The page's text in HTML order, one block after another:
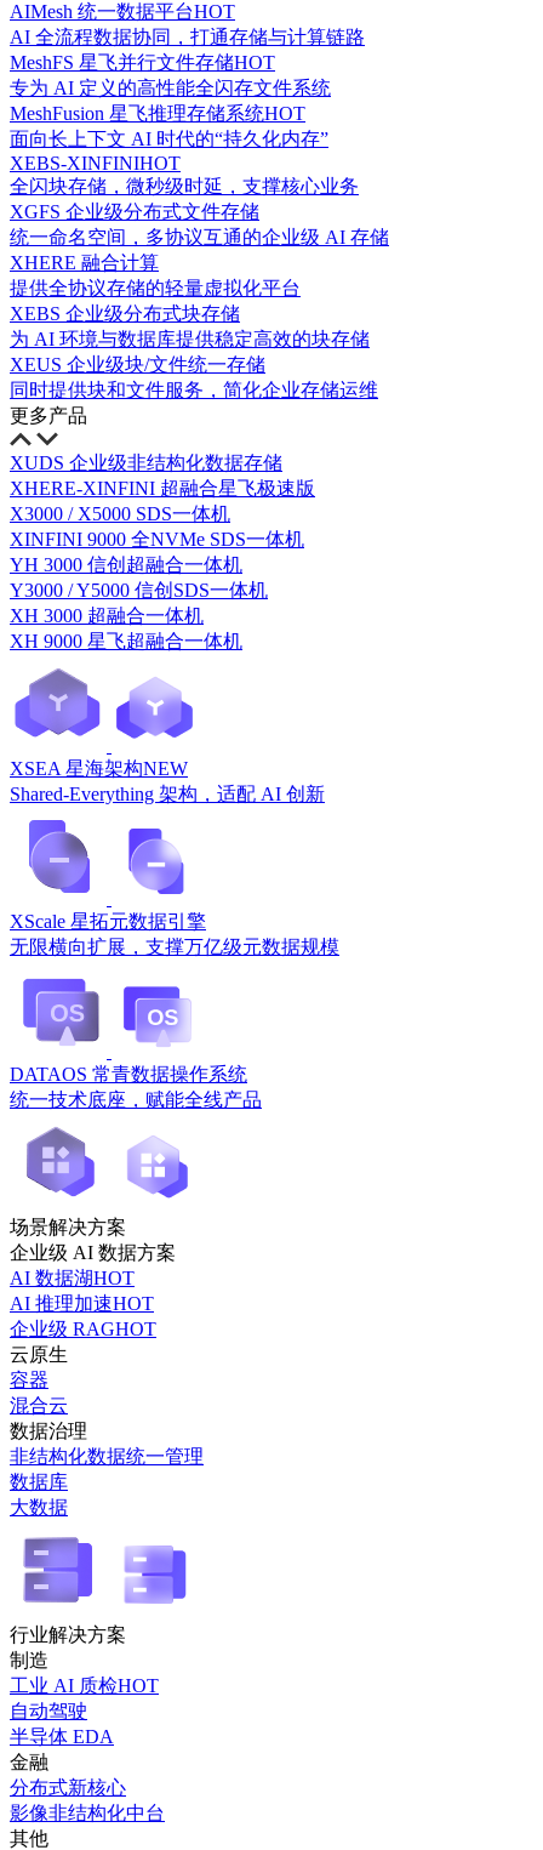
AIMesh 统一数据平台HOT
AI 全流程数据协同，打通存储与计算链路
MeshFS 星飞并行文件存储HOT
专为 AI 定义的高性能全闪存文件系统
MeshFusion 星飞推理存储系统HOT
面向长上下文 AI 时代的“持久化内存”
XEBS-XINFINIHOT
全闪块存储，微秒级时延，支撑核心业务
XGFS 企业级分布式文件存储
统一命名空间，多协议互通的企业级 AI 存储
XHERE 融合计算
提供全协议存储的轻量虚拟化平台
XEBS 企业级分布式块存储
为 AI 环境与数据库提供稳定高效的块存储
XEUS 企业级块/文件统一存储
同时提供块和文件服务，简化企业存储运维
更多产品
XUDS 企业级非结构化数据存储
XHERE-XINFINI 超融合星飞极速版
X3000 / X5000 SDS一体机
XINFINI 9000 全NVMe SDS一体机
YH 3000 信创超融合一体机
Y3000 / Y5000 信创SDS一体机
XH 3000 超融合一体机
XH 9000 星飞超融合一体机
XSEA 星海架构NEW
Shared-Everything 架构，适配 AI 创新
XScale 星拓元数据引擎
无限横向扩展，支撑万亿级元数据规模
DATAOS 常青数据操作系统
统一技术底座，赋能全线产品
场景解决方案
企业级 AI 数据方案
AI 数据湖HOT
AI 推理加速HOT
企业级 RAGHOT
云原生
容器
混合云
数据治理
非结构化数据统一管理
数据库
大数据
行业解决方案
制造
工业 AI 质检HOT
自动驾驶
半导体 EDA
金融
分布式新核心
影像非结构化中台
其他